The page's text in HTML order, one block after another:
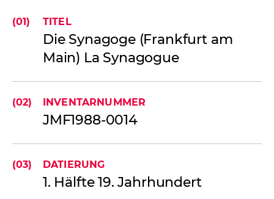
(01) TITEL
Die Synagoge (Frankfurt am
Main) La Synagogue
(02) INVENTARNUMMER
JMF1988-0014
(03) DATIERUNG
1. Hälfte 19. Jahrhundert